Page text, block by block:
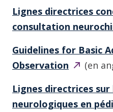
Lignes directrices
consultation
Guidelines for Basic
Observation
(en
Lignes directrices
neurologiques en